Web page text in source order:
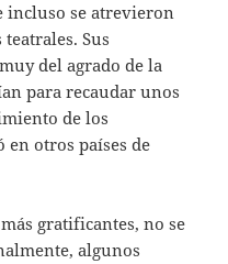
incluso se atrevieron
Sus
del agrado de la
para recaudar unos
de los
otros países de
gratificantes, no se
algunos